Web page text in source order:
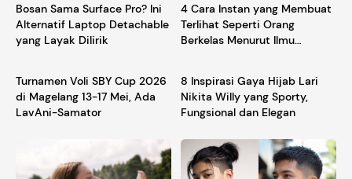
Bosan Sama Surface Pro? Ini
Alternatif Laptop Detachable
yang Layak Dilirik
4 Cara Instan yang Membuat
Terlihat Seperti Orang
Berkelas Menurut Ilmu
Turnamen Voli SBY Cup 2026
di Magelang 13-17 Mei, Ada
LavAni-Samator
8 Inspirasi Gaya Hijab Lari
Nikita Willy yang Sporty,
Fungsional dan Elegan